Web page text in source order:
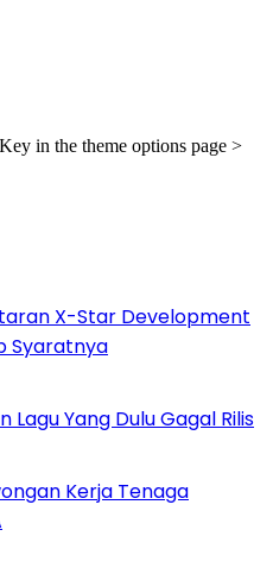
in the theme options page >
X-Star Development
Syaratnya
Yang Dulu Gagal Rilis
Kerja Tenaga